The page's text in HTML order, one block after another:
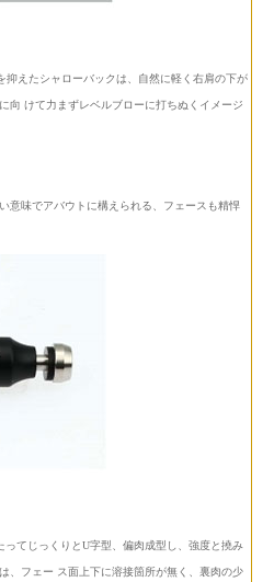
抑えたシャローバックは、自然に軽く右肩の下が
向 けて力まずレベルブローに打ちぬくイメージ
意味でアバウトに構えられる、フェースも精悍
ってじっくりとU字型、偏肉成型し、強度と撓み
、フェー ス面上下に溶接箇所が無く、裏肉の少